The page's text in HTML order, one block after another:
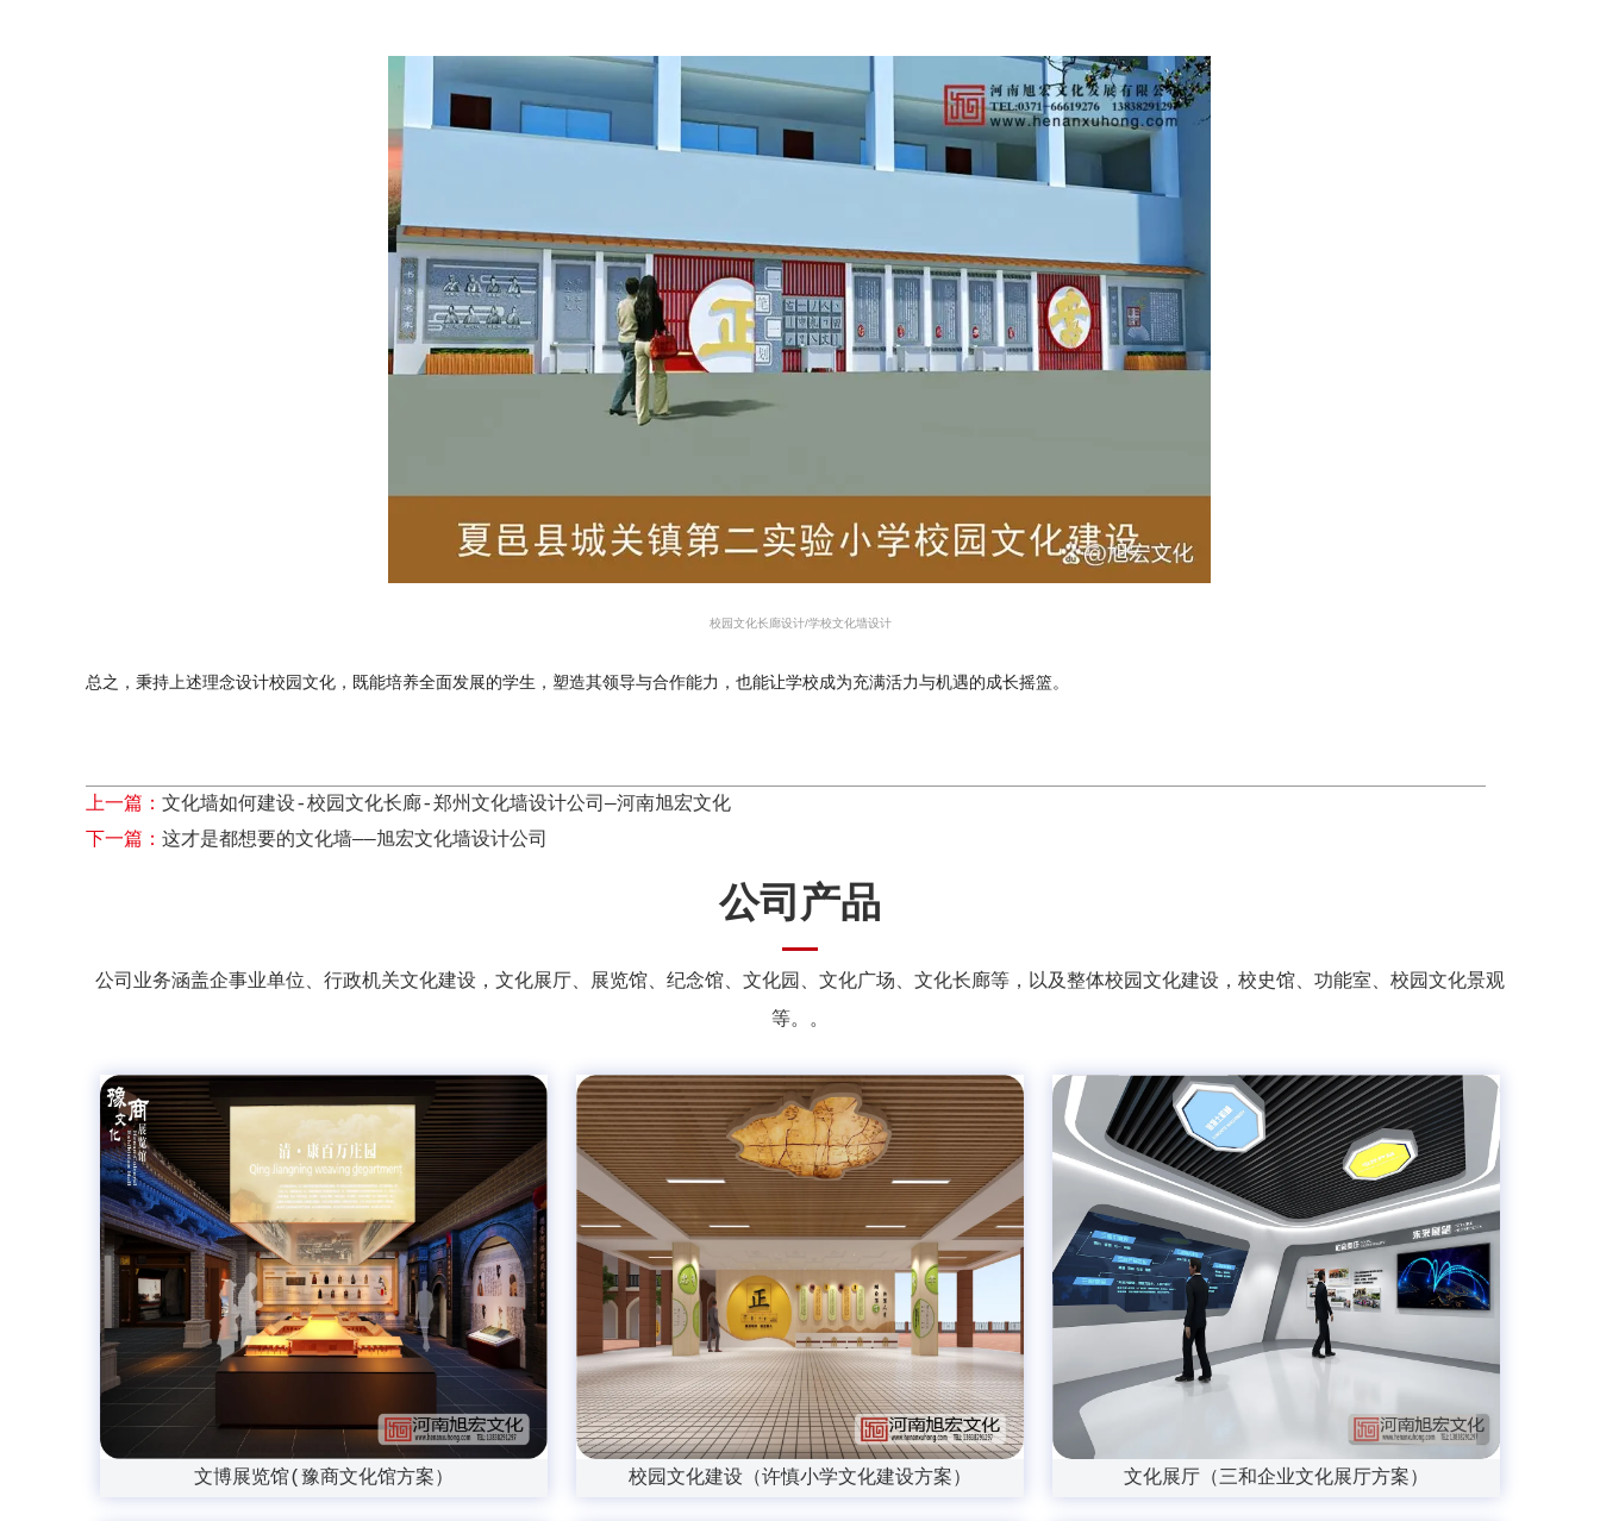
校园文化长廊设计/学校文化墙设计
总之，秉持上述理念设计校园文化，既能培养全面发展的学生，塑造其领导与合作能力，也能让学校成为充满活力与机遇的成长摇篮。
上一篇： 文化墙如何建设-校园文化长廊-郑州文化墙设计公司—河南旭宏文化
下一篇： 这才是都想要的文化墙——旭宏文化墙设计公司
公司产品
公司业务涵盖企事业单位、行政机关文化建设，文化展厅、展览馆、纪念馆、文化园、文化广场、文化长廊等，以及整体校园文化建设，校史馆、功能室、校园文化景观
等。。
文博展览馆(豫商文化馆方案） 校园文化建设（许慎小学文化建设方案） 文化展厅（三和企业文化展厅方案）